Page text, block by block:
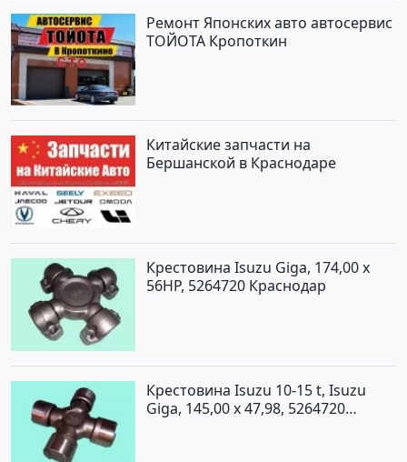
Ремонт Японских авто автосервис
ТОЙОТА Кропоткин
Китайские запчасти на
Бершанской в Краснодаре
Крестовина Isuzu Giga, 174,00 x
56HP, 5264720 Краснодар
Крестовина Isuzu 10-15 t, Isuzu
Giga, 145,00 x 47,98, 5264720